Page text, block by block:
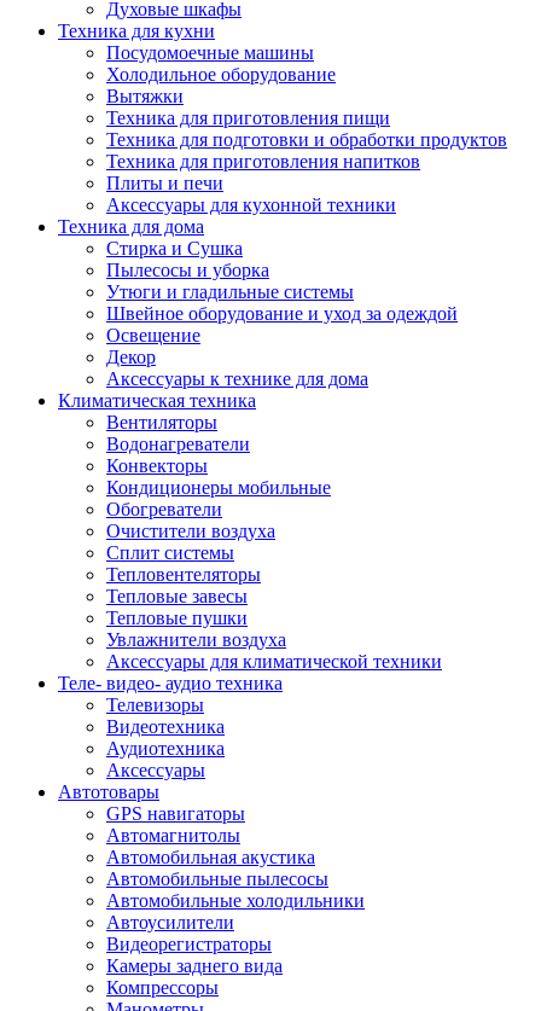
Духовые шкафы
Техника для кухни
Посудомоечные машины
Холодильное оборудование
Вытяжки
Техника для приготовления пищи
Техника для подготовки и обработки продуктов
Техника для приготовления напитков
Плиты и печи
Аксессуары для кухонной техники
Техника для дома
Стирка и Сушка
Пылесосы и уборка
Утюги и гладильные системы
Швейное оборудование и уход за одеждой
Освещение
Декор
Аксессуары к технике для дома
Климатическая техника
Вентиляторы
Водонагреватели
Конвекторы
Кондиционеры мобильные
Обогреватели
Очистители воздуха
Сплит системы
Тепловентеляторы
Тепловые завесы
Тепловые пушки
Увлажнители воздуха
Аксессуары для климатической техники
Теле- видео- аудио техника
Телевизоры
Видеотехника
Аудиотехника
Аксессуары
Автотовары
GPS навигаторы
Автомагнитолы
Автомобильная акустика
Автомобильные пылесосы
Автомобильные холодильники
Автоусилители
Видеорегистраторы
Камеры заднего вида
Компрессоры